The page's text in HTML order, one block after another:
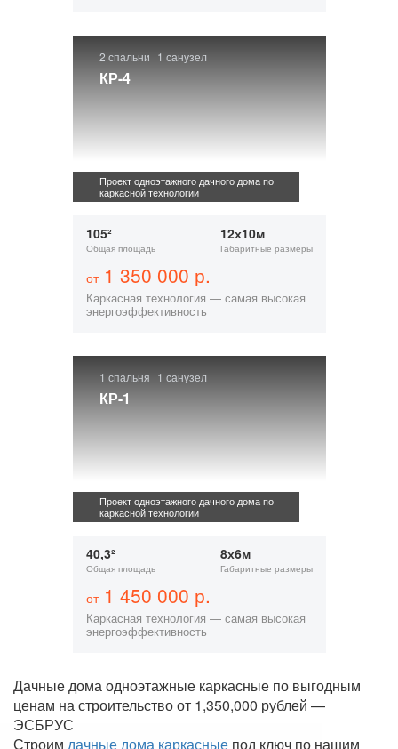
2 спальни 1 санузел
КР-4
Проект одноэтажного дачного дома по
каркасной технологии
105²
Общая площадь
12х10м
Габаритные размеры
от1 350 000 р.
Каркасная технология — самая высокая
энергоэффективность
1 спальня 1 санузел
КР-1
Проект одноэтажного дачного дома по
каркасной технологии
40,3²
Общая площадь
8х6м
Габаритные размеры
от1 450 000 р.
Каркасная технология — самая высокая
энергоэффективность
Дачные дома одноэтажные каркасные по выгодным
ценам на строительство от 1,350,000 рублей —
ЭСБРУС
Строим дачные дома каркасные под ключ по нашим